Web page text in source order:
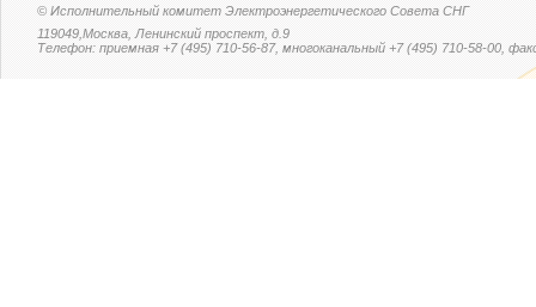
© Исполнительный комитет Электроэнергетического Совета СНГ
119049,Москва, Ленинский проспект, д.9
Телефон: приемная +7 (495) 710-56-87, многоканальный +7 (495) 710-58-00,